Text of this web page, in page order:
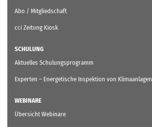
Abo / Mitgliedschaft
cci Zeitung Kiosk
SCHULUNG
Aktuelles Schulungsprogramm
Experten – Energetische Inspektion von Klimaanlagen
WEBINARE
Übersicht Webinare